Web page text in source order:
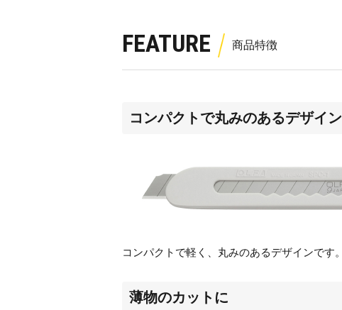
FEATURE
コンパクトで丸みのあるデザイン
コンパクトで軽く、丸みのあるデザインです。
薄物のカットに